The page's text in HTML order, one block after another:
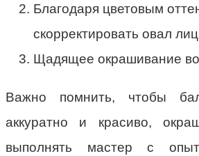
Благодаря цветовым
скорректировать овал
Щадящее окрашивание
Важно помнить, чтобы
аккуратно и красиво,
выполнять мастер с